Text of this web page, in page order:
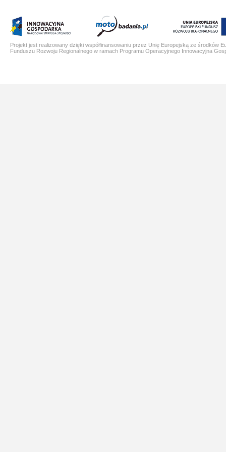
Projekt jest realizowany dzięki współfinansowaniu przez Unię Europejską ze środków
Funduszu Rozwoju Regionalnego w ramach Programu Operacyjnego Innowacyjna